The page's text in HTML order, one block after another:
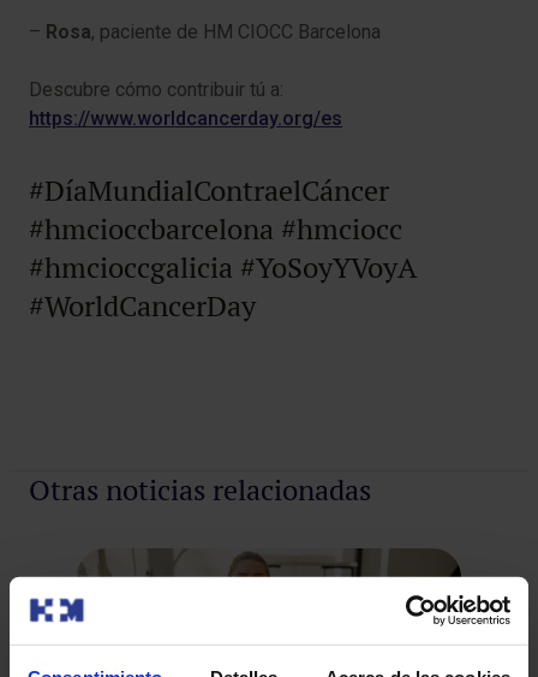
– Rosa, paciente de HM CIOCC Barcelona
Descubre cómo contribuir tú a:
https://www.worldcancerday.org/es
#DíaMundialContraelCáncer
#hmcioccbarcelona #hmciocc
#hmcioccgalicia #YoSoyYVoyA
#WorldCancerDay
Otras noticias relacionadas